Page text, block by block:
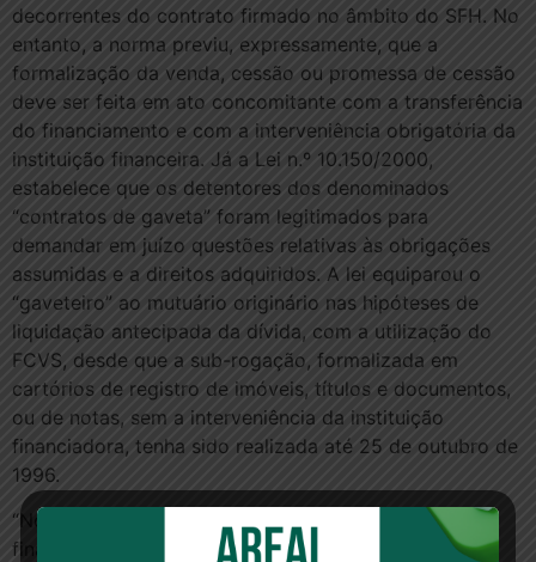
decorrentes do contrato firmado no âmbito do SFH. No
entanto, a norma previu, expressamente, que a
formalização da venda, cessão ou promessa de cessão
deve ser feita em ato concomitante com a transferência
do financiamento e com a interveniência obrigatória da
instituição financeira. Já a Lei n.º 10.150/2000,
estabelece que os detentores dos denominados
“contratos de gaveta” foram legitimados para
demandar em juízo questões relativas às obrigações
assumidas e a direitos adquiridos. A lei equiparou o
“gaveteiro” ao mutuário originário nas hipóteses de
liquidação antecipada da dívida, com a utilização do
FCVS, desde que a sub-rogação, formalizada em
cartórios de registro de imóveis, títulos e documentos,
ou de notas, sem a interveniência da instituição
financiadora, tenha sido realizada até 25 de outubro de
1996.
“Noutras palavras, a cessão de direitos sobre imóvel
financiado no âmbito do Sistema Financeiro da